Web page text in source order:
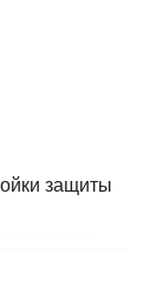
защиты